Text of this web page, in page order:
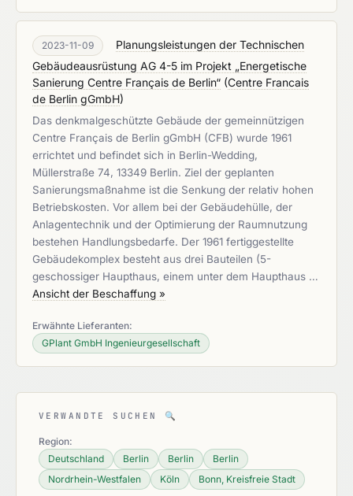
2023-11-09
Planungsleistungen der Technischen
Gebäudeausrüstung AG 4-5 im Projekt „Energetische
Sanierung Centre Français de Berlin“ (Centre Francais
de Berlin gGmbH)
Das denkmalgeschützte Gebäude der gemeinnützigen
Centre Français de Berlin gGmbH (CFB) wurde 1961
errichtet und befindet sich in Berlin-Wedding,
Müllerstraße 74, 13349 Berlin. Ziel der geplanten
Sanierungsmaßnahme ist die Senkung der relativ hohen
Betriebskosten. Vor allem bei der Gebäudehülle, der
Anlagentechnik und der Optimierung der Raumnutzung
bestehen Handlungsbedarfe. Der 1961 fertiggestellte
Gebäudekomplex besteht aus drei Bauteilen (5-
geschossiger Haupthaus, einem unter dem Haupthaus …
Ansicht der Beschaffung »
Erwähnte Lieferanten:
GPlant GmbH Ingenieurgesellschaft
VERWANDTE SUCHEN 🔍
Region:
Deutschland
Berlin Berlin
Berlin
Nordrhein-Westfalen
Köln
Bonn, Kreisfreie Stadt